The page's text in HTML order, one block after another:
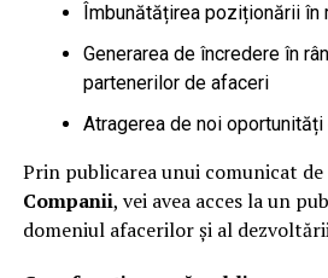
Îmbunătățirea poziționării în
Generarea de încredere în
partenerilor de afaceri
Atragerea de noi
Prin publicarea unui comunicat de
Companii, vei avea acces la un
domeniul afacerilor și al